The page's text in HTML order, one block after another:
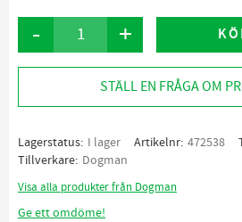
+
-
STÄLL EN FRÅGA OM
Lagerstatus I lager Artikelnr 472538
Tillverkare Dogman
Visa alla produkter från Dogman
Ge ett omdöme!